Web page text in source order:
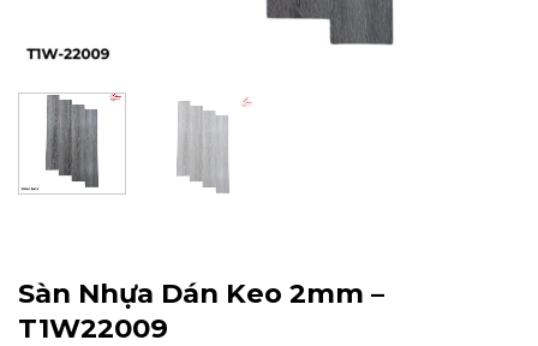
Sàn Nhựa Dán Keo 2mm –
T1W22009